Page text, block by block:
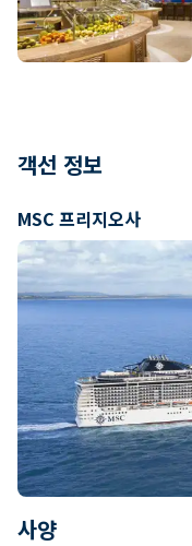
객선 정보
MSC 프리지오사
사양